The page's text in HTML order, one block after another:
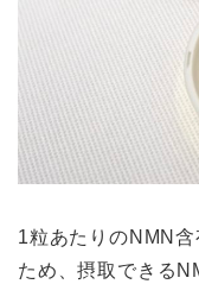
1粒あたりのNMN
ため、摂取できる